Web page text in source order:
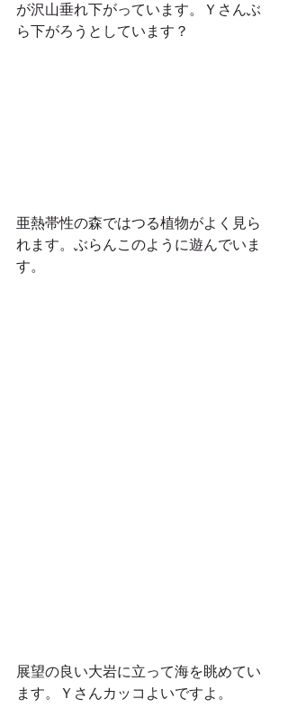
が沢山垂れ下がっています。Ｙさんぶ
ら下がろうとしています？
亜熱帯性の森ではつる植物がよく見ら
れます。ぶらんこのように遊んでいま
す。
展望の良い大岩に立って海を眺めてい
ます。Ｙさんカッコよいですよ。